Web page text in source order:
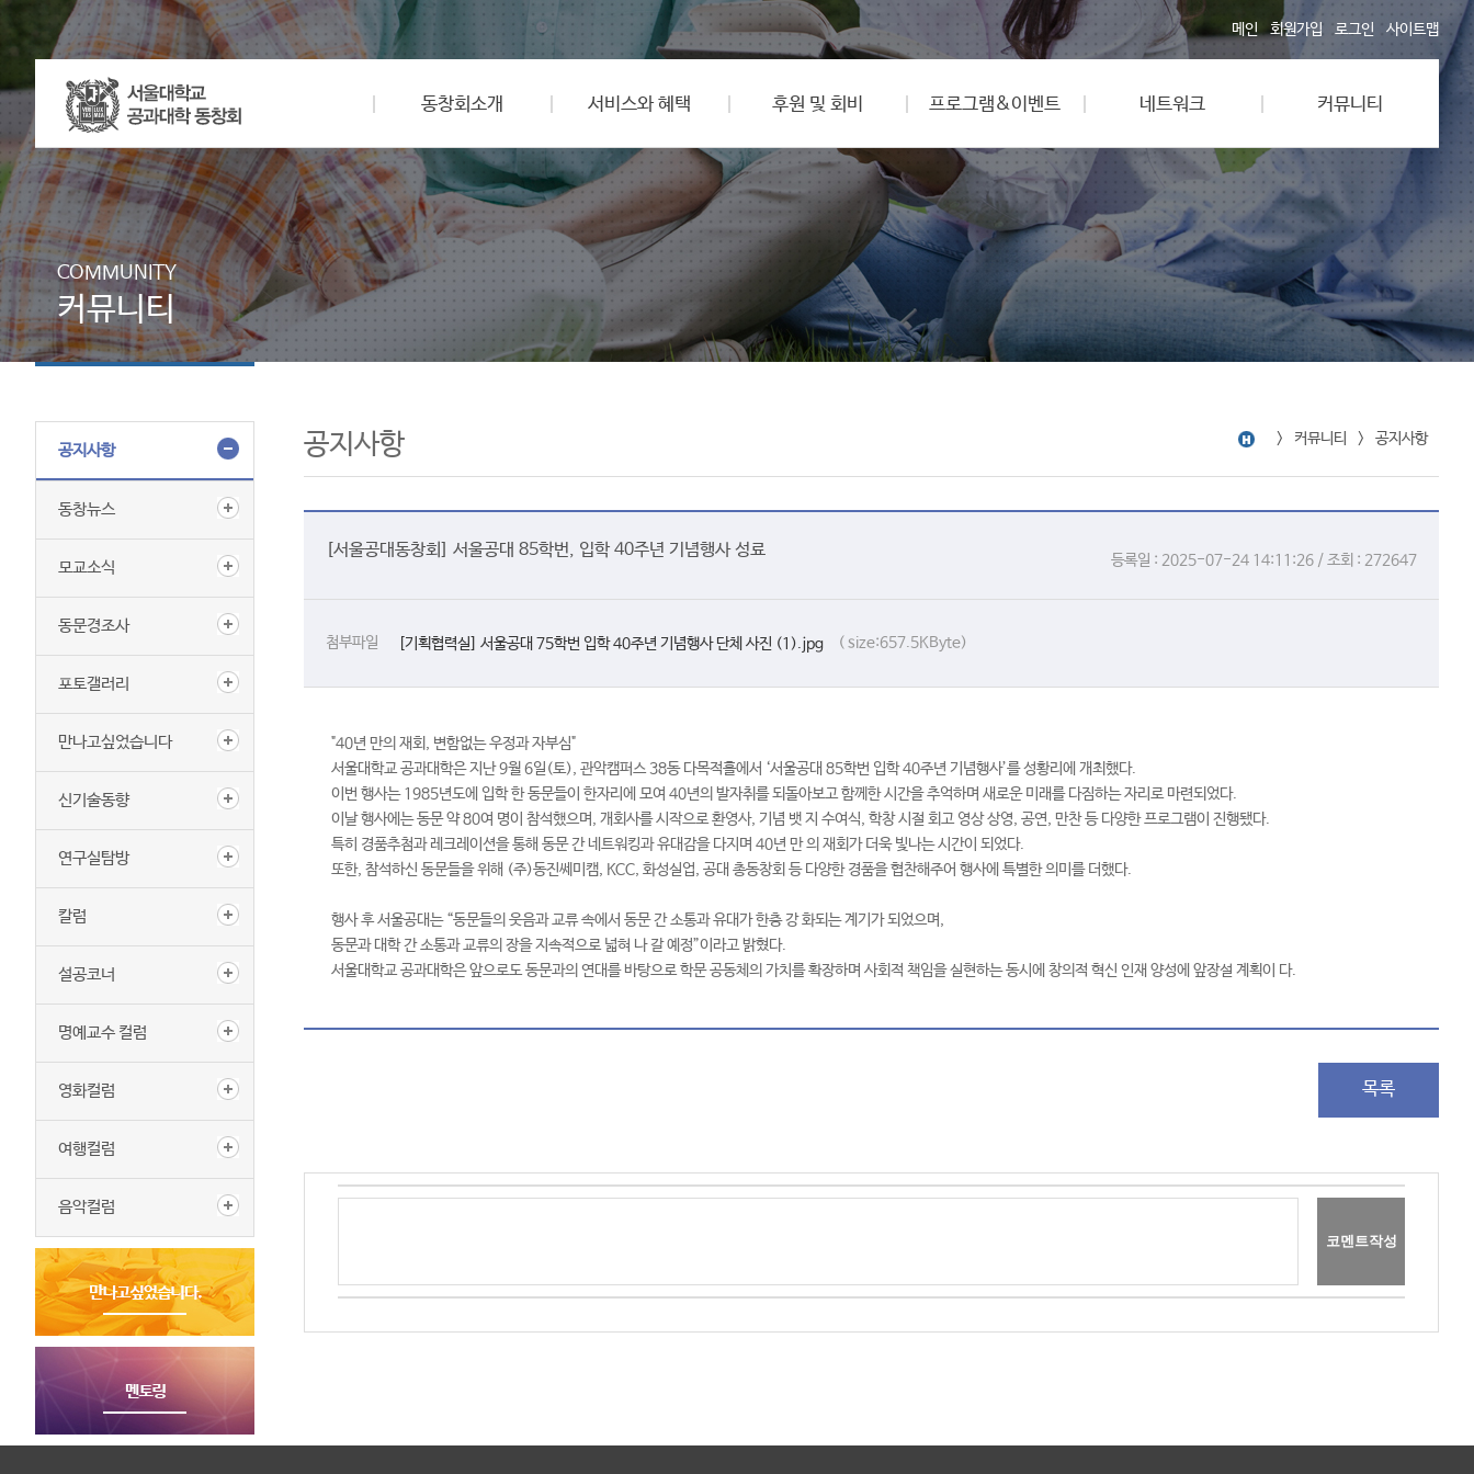
메인 회원가입 로그인 사이트맵
동창회소개 서비스와 혜택 후원 및 회비 프로그램&이벤트 네트워크 커뮤니티
COMMUNITY
커뮤니티
공지사항
동창뉴스
모교소식
동문경조사
포토갤러리
만나고싶었습니다
신기술동향
연구실탐방
칼럼
설공코너
명예교수 컬럼
영화컬럼
여행컬럼
음악컬럼
공지사항 커뮤니티 공지사항
[서울공대동창회] 서울공대 85학번, 입학 40주년 기념행사 성료 등록일 : 2025-07-24 14:11:26 / 조회 : 272647
첨부파일 [기획협력실] 서울공대 75학번 입학 40주년 기념행사 단체 사진 (1).jpg ( size:657.5KByte)
"40년 만의 재회, 변함없는 우정과 자부심"
서울대학교 공과대학은 지난 9월 6일(토), 관악캠퍼스 38동 다목적홀에서 ‘서울공대 85학번 입학 40주년 기념행사’를 성황리에 개최했다.
이번 행사는 1985년도에 입학 한 동문들이 한자리에 모여 40년의 발자취를 되돌아보고 함께한 시간을 추억하며 새로운 미래를 다짐하는 자리로 마련되었다.
이날 행사에는 동문 약 80여 명이 참석했으며, 개회사를 시작으로 환영사, 기념 뱃 지 수여식, 학창 시절 회고 영상 상영, 공연, 만찬 등 다양한 프로그램이 진행됐다.
특히 경품추첨과 레크레이션을 통해 동문 간 네트워킹과 유대감을 다지며 40년 만 의 재회가 더욱 빛나는 시간이 되었다.
또한, 참석하신 동문들을 위해 (주)동진쎄미캠, KCC, 화성실업, 공대 총동창회 등 다양한 경품을 협찬해주어 행사에 특별한 의미를 더했다.
행사 후 서울공대는 “동문들의 웃음과 교류 속에서 동문 간 소통과 유대가 한층 강 화되는 계기가 되었으며,
동문과 대학 간 소통과 교류의 장을 지속적으로 넓혀 나 갈 예정”이라고 밝혔다.
서울대학교 공과대학은 앞으로도 동문과의 연대를 바탕으로 학문 공동체의 가치를 확장하며 사회적 책임을 실현하는 동시에 창의적 혁신 인재 양성에 앞장설 계획이 다.
목록
코멘트작성